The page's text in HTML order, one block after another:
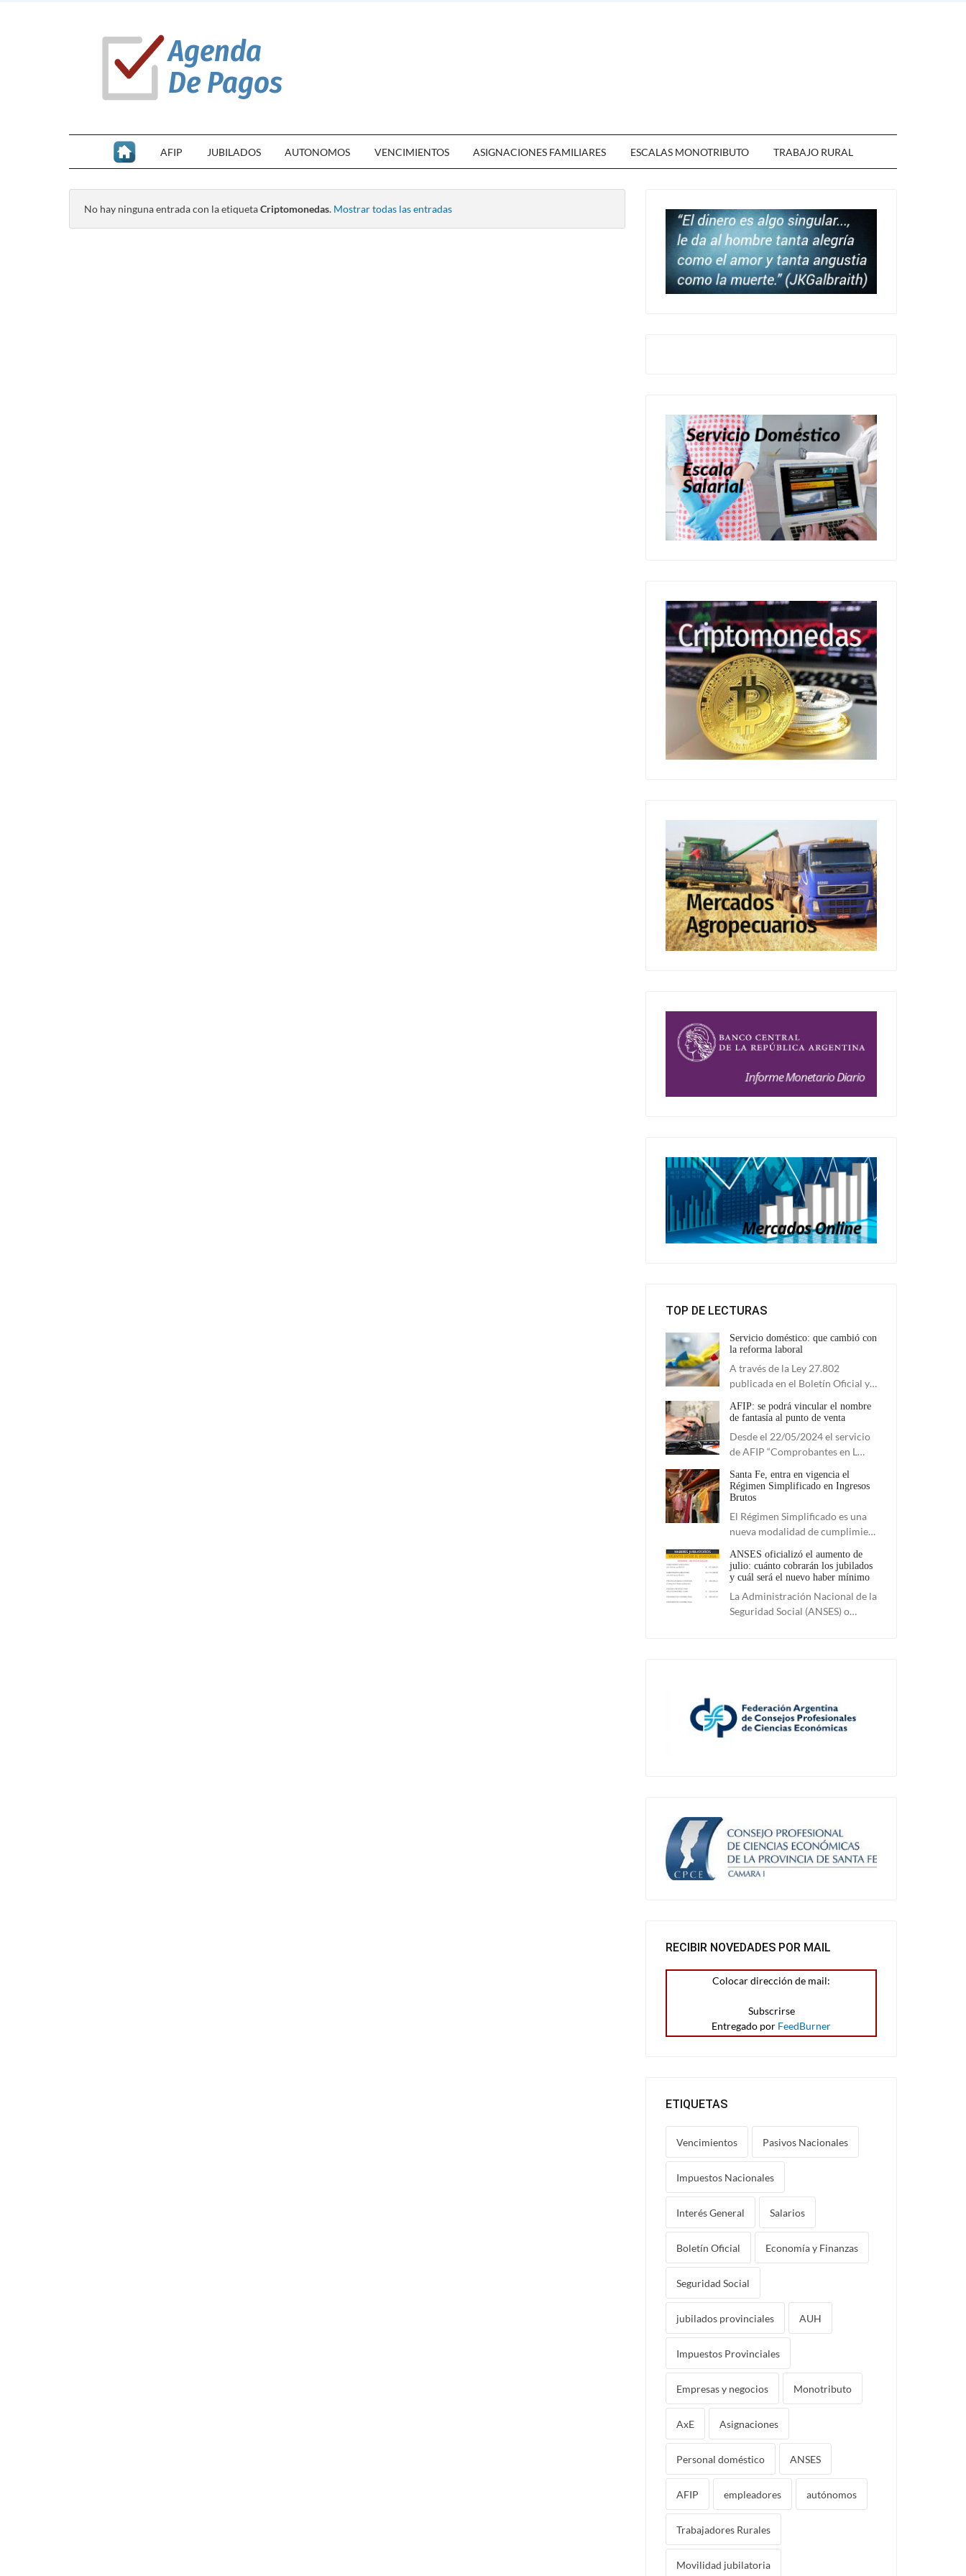
AFIP JUBILADOS AUTONOMOS VENCIMIENTOS ASIGNACIONES FAMILIARES ESCALAS MONOTRIBUTO TRABAJO RURAL
No hay ninguna entrada con la etiquetaCriptomonedas. Mostrar todas las entradas
TOP DE LECTURAS
Servicio doméstico: que cambió con
la reforma laboral
A través de la Ley 27.802
publicada en el Boletín Oficial y…
AFIP: se podrá vincular el nombre
de fantasía al punto de venta
Desde el 22/05/2024 el servicio
de AFIP “Comprobantes en L…
Santa Fe, entra en vigencia el
Régimen Simplificado en Ingresos
Brutos
El Régimen Simplificado es una
nueva modalidad de cumplimie…
ANSES oficializó el aumento de
julio: cuánto cobrarán los jubilados
y cuál será el nuevo haber mínimo
La Administración Nacional de la
Seguridad Social (ANSES) o…
RECIBIR NOVEDADES POR MAIL
Colocar dirección de mail:
Entregado por FeedBurner
ETIQUETAS
Vencimientos Pasivos Nacionales
Impuestos Nacionales
Interés General Salarios
Boletín Oficial Economía y Finanzas
Seguridad Social
jubilados provinciales AUH
Impuestos Provinciales
Empresas y negocios Monotributo
AxE Asignaciones
Personal doméstico ANSES
AFIP empleadores autónomos
Trabajadores Rurales
Movilidad jubilatoria